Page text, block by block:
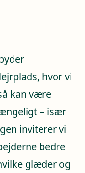
hvor vi
kan være
– især
inviterer vi
bedre
glæder og